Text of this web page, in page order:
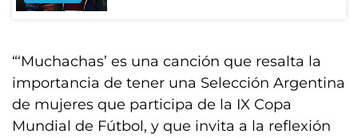
“‘Muchachas’ es una canción que resalta la
importancia de tener una Selección Argentina
de mujeres que participa de la IX Copa
Mundial de Fútbol, y que invita a la reflexión